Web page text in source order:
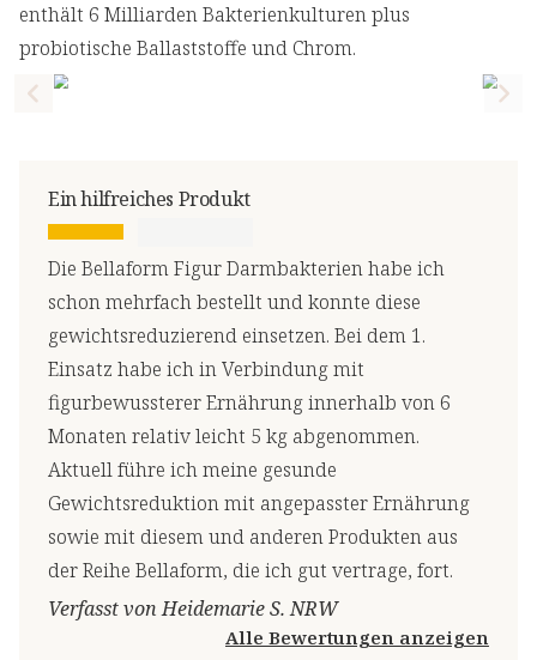
enthält 6 Milliarden Bakterienkulturen plus
probiotische Ballaststoffe und Chrom.
Previous slide
Ein hilfreiches Produkt
Die Bellaform Figur Darmbakterien habe ich
schon mehrfach bestellt und konnte diese
gewichtsreduzierend einsetzen. Bei dem 1.
Einsatz habe ich in Verbindung mit
figurbewussterer Ernährung innerhalb von 6
Monaten relativ leicht 5 kg abgenommen.
Aktuell führe ich meine gesunde
Gewichtsreduktion mit angepasster Ernährung
sowie mit diesem und anderen Produkten aus
der Reihe Bellaform, die ich gut vertrage, fort.
Verfasst von Heidemarie S. NRW
Alle Bewertungen anzeigen